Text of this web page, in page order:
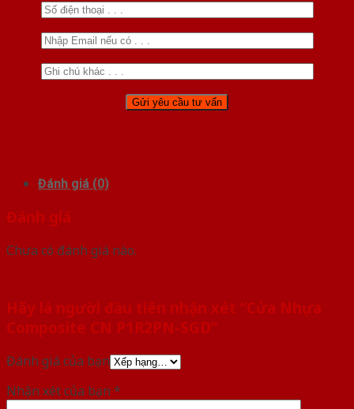
Đánh giá (0)
Đánh giá
Chưa có đánh giá nào.
Hãy là người đầu tiên nhận xét “Cửa Nhựa
Composite CN P1R2PN-SGD”
Đánh giá của bạn
Nhận xét của bạn *